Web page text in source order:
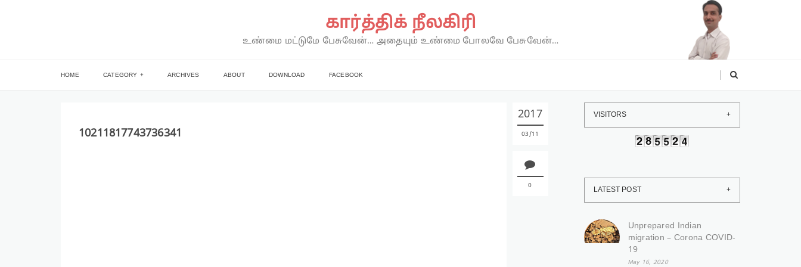
கார்த்திக் நீலகிரி
உண்மை மட்டுமே பேசுவேன்… அதையும் உண்மை போலவே பேசுவேன்…
HOME CATEGORY ARCHIVES ABOUT DOWNLOAD FACEBOOK
2017
03 11
0
10211817743736341
VISITORS
LATEST POST
Unprepared Indian
migration – Corona COVID-
19
May 16, 2020